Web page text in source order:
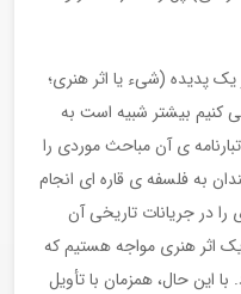
پدیده (شیء یا اثر هنری؛
کنیم بیشتر شبیه است به
ی آن مباحث موردی را
به فلسفه ی قاره ای انجام
در جریانات تاریخی آن
اثر هنری مواجه هستیم که
این حال، همزمان با تأویل